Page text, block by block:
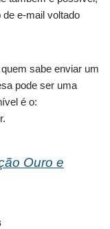
e-mail voltado
sabe enviar um
pode ser uma
é o:
.
Ouro e